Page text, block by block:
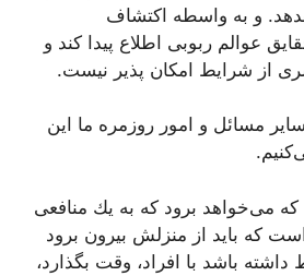
بدهد. و به واسطه اكتشاف
عوالم ربوبی اطلاع پیدا كند و
از شرایط امكان پذیر نیست.
مسائل و امور روزمره ما این
كه می‌خواهد برود كه به یك منافعی
كه باید از منزلش بیرون برود
باشد با افراد، وقت بگذارد،